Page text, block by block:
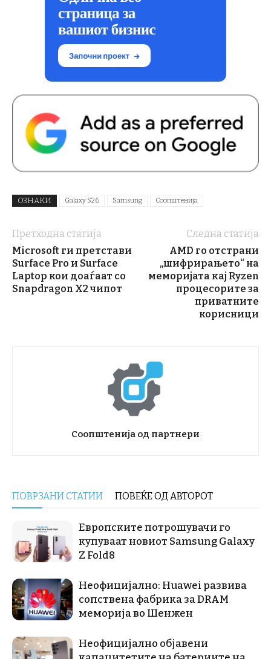
ОЗНАКИ Galaxy S26 Samsung Соопштенија
Претходна статија
Microsoft ги претстави
Surface Pro и Surface
Laptop кои доаѓаат со
Snapdragon X2 чипот
Следна статија
AMD го отстрани
„шифрирањето“ на
меморијата кај Ryzen
процесорите за
приватните
корисници
Соопштенија од партнери
ПОВРЗАНИ СТАТИИ ПОВЕЌЕ ОД АВТОРОТ
Европските потрошувачи го
купуваат новиот Samsung Galaxy
Z Fold8
Неофицијално: Huawei развива
сопствена фабрика за DRAM
меморија во Шенжен
Неофицијално објавени